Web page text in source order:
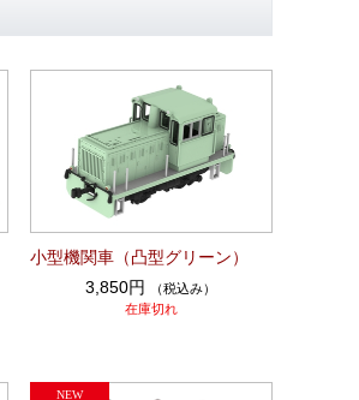
小型機関車（凸型グリーン）
3,850円
（税込み）
在庫切れ